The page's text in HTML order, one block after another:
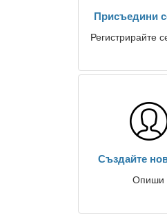
Присъедини
Регистрирайте
Създайте
Опиши